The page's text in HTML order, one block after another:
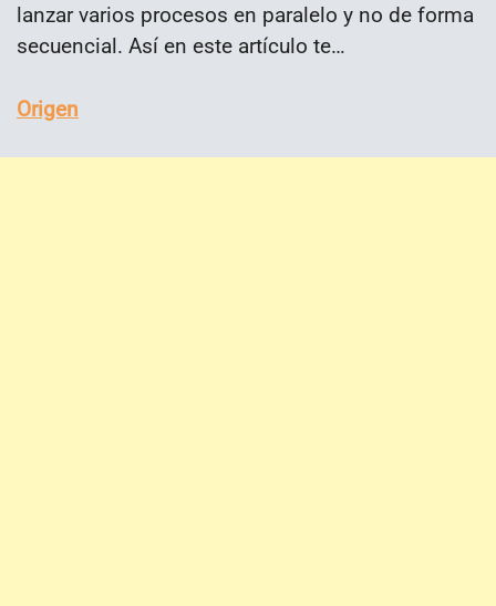
lanzar varios procesos en paralelo y no de forma
secuencial. Así en este artículo te…
Origen